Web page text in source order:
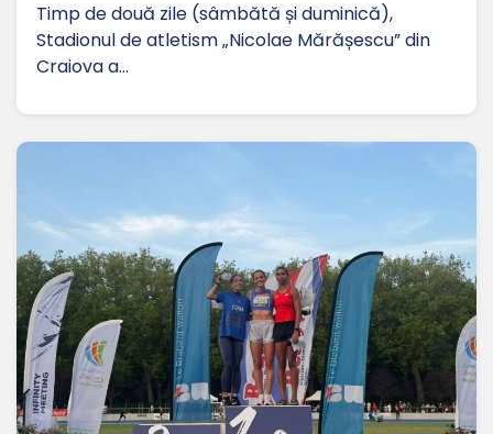
Timp de două zile (sâmbătă și duminică),
Stadionul de atletism „Nicolae Mărășescu” din
Craiova a…